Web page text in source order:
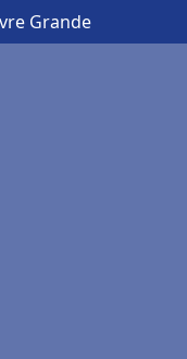
Grande